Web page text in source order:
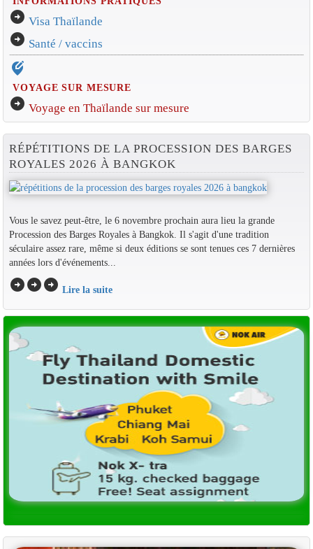
arrow_circle_right Visa Thaïlande
arrow_circle_right Santé / vaccins
edit_location_alt
VOYAGE SUR MESURE
arrow_circle_right Voyage en Thaïlande sur mesure
RÉPÉTITIONS DE LA PROCESSION DES BARGES
ROYALES 2026 À BANGKOK
Vous le savez peut-être, le 6 novembre prochain aura lieu la grande
Procession des Barges Royales à Bangkok. Il s'agit d'une tradition
séculaire assez rare, même si deux éditions se sont tenues ces 7 dernières
années lors d'événements...
arrow_circle_rightarrow_circle_rightarrow_circle_right Lire la suite